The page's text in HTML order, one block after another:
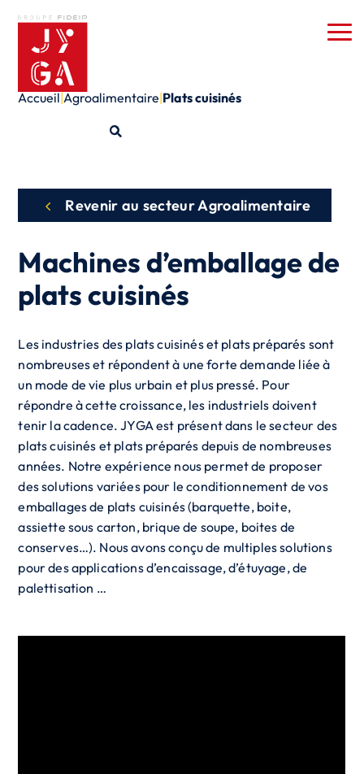
Accueil|Agroalimentaire|Plats cuisinés
Revenir au secteur Agroalimentaire
Machines d’emballage de
plats cuisinés
Les industries des plats cuisinés et plats préparés sont
nombreuses et répondent à une forte demande liée à
un mode de vie plus urbain et plus pressé. Pour
répondre à cette croissance, les industriels doivent
tenir la cadence. JYGA est présent dans le secteur des
plats cuisinés et plats préparés depuis de nombreuses
années. Notre expérience nous permet de proposer
des solutions variées pour le conditionnement de vos
emballages de plats cuisinés (barquette, boite,
assiette sous carton, brique de soupe, boites de
conserves…). Nous avons conçu de multiples solutions
pour des applications d’encaissage, d’étuyage, de
palettisation …